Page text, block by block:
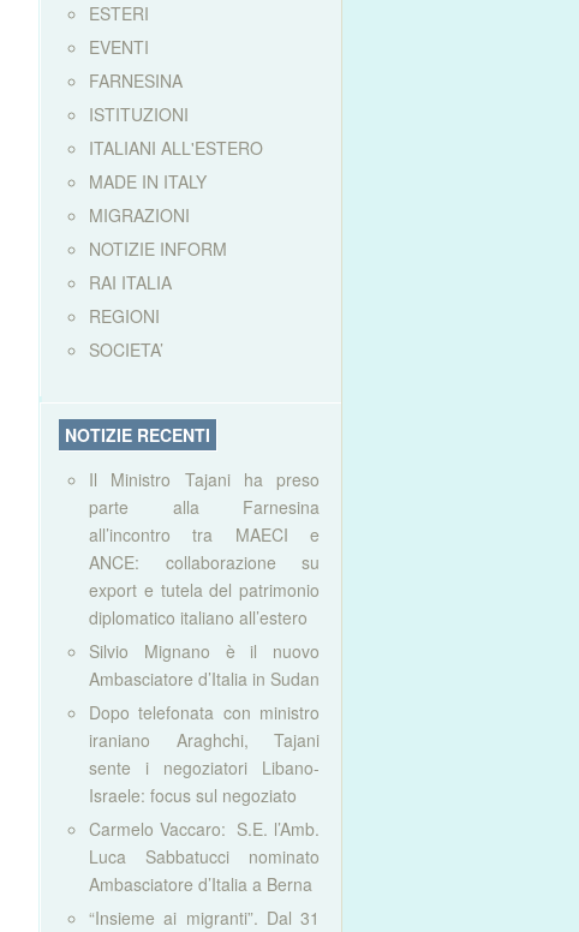
ESTERI
EVENTI
FARNESINA
ISTITUZIONI
ITALIANI ALL'ESTERO
MADE IN ITALY
MIGRAZIONI
NOTIZIE INFORM
RAI ITALIA
REGIONI
SOCIETA’
NOTIZIE RECENTI
Il Ministro Tajani ha preso
parte alla Farnesina
all’incontro tra MAECI e
ANCE: collaborazione su
export e tutela del patrimonio
diplomatico italiano all’estero
Silvio Mignano è il nuovo
Ambasciatore d’Italia in Sudan
Dopo telefonata con ministro
iraniano Araghchi, Tajani
sente i negoziatori Libano-
Israele: focus sul negoziato
Carmelo Vaccaro: S.E. l’Amb.
Luca Sabbatucci nominato
Ambasciatore d’Italia a Berna
“Insieme ai migranti”. Dal 31